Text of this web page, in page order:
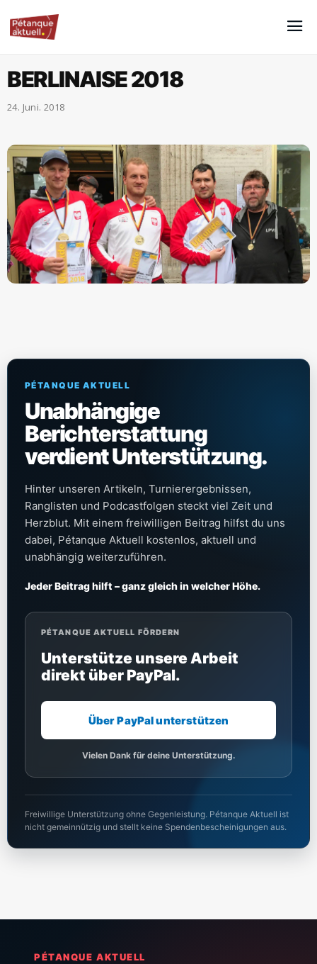
BERLINAISE 2018
24. Juni. 2018
PÉTANQUE AKTUELL
Unabhängige
Berichterstattung
verdient Unterstützung.
Hinter unseren Artikeln, Turnierergebnissen,
Ranglisten und Podcastfolgen steckt viel Zeit und
Herzblut. Mit einem freiwilligen Beitrag hilfst du uns
dabei, Pétanque Aktuell kostenlos, aktuell und
unabhängig weiterzuführen.
Jeder Beitrag hilft – ganz gleich in welcher Höhe.
PÉTANQUE AKTUELL FÖRDERN
Unterstütze unsere Arbeit
direkt über PayPal.
Über PayPal unterstützen
Vielen Dank für deine Unterstützung.
Freiwillige Unterstützung ohne Gegenleistung. Pétanque Aktuell ist
nicht gemeinnützig und stellt keine Spendenbescheinigungen aus.
PÉTANQUE AKTUELL